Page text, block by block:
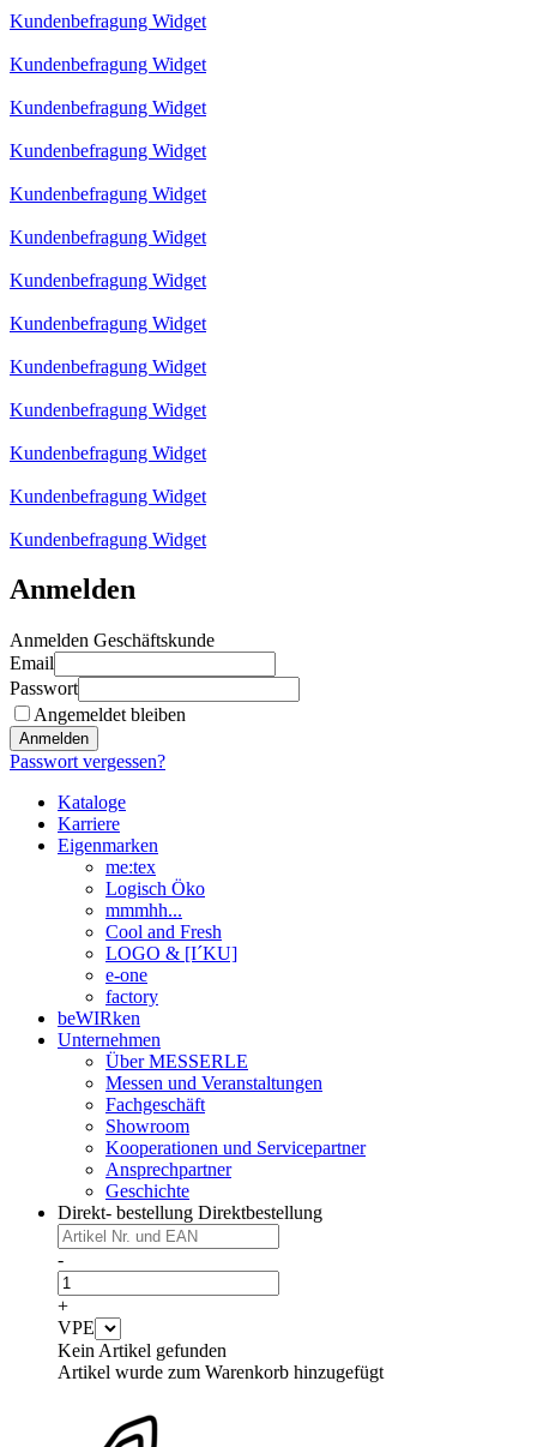
Kundenbefragung Widget
Kundenbefragung Widget
Kundenbefragung Widget
Kundenbefragung Widget
Kundenbefragung Widget
Kundenbefragung Widget
Kundenbefragung Widget
Kundenbefragung Widget
Kundenbefragung Widget
Kundenbefragung Widget
Kundenbefragung Widget
Kundenbefragung Widget
Kundenbefragung Widget
Anmelden
Anmelden Geschäftskunde
Email
Passwort
Angemeldet bleiben
Anmelden
Passwort vergessen?
Kataloge
Karriere
Eigenmarken
me:tex
Logisch Öko
mmmhh...
Cool and Fresh
LOGO & [I´KU]
e-one
factory
beWIRken
Unternehmen
Über MESSERLE
Messen und Veranstaltungen
Fachgeschäft
Showroom
Kooperationen und Servicepartner
Ansprechpartner
Geschichte
Direkt- bestellung Direktbestellung
-
+
VPE
Kein Artikel gefunden
Artikel wurde zum Warenkorb hinzugefügt